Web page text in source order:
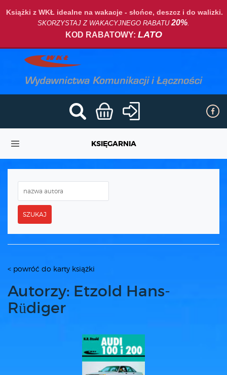
Książki z WKŁ idealne na wakacje - słońce, deszcz i do walizki.
SKORZYSTAJ Z WAKACYJNEGO RABATU20%.
KOD RABATOWY: LATO
KSIĘGARNIA
SZUKAJ
< powróć do karty książki
Autorzy: Etzold Hans-
Rüdiger